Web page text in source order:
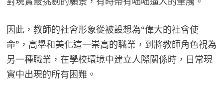
因此，教師的社會形象從被設想為“偉大的社會使
命”，高舉和美化這一崇高的職業，到將教師角色視為
另一種職業，在學校環境中建立人際關係時，日常現
實中出現的所有困難。